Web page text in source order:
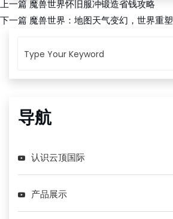
上一篇 魔兽世界怀旧服冲锻造省钱攻略
下一篇 魔兽世界：地图天气变幻，世界重塑
导航
认识云顶国际
产品展示